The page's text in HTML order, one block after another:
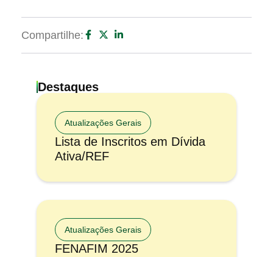
Compartilhe:
Destaques
Atualizações Gerais
Lista de Inscritos em Dívida
Ativa/REF
Atualizações Gerais
FENAFIM 2025